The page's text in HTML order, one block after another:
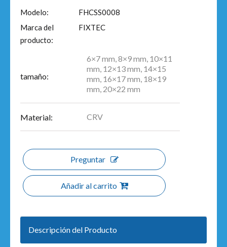
Modelo:
FHCSS0008
Marca del
producto:
FIXTEC
tamaño:
6×7 mm, 8×9 mm, 10×11
mm, 12×13 mm, 14×15
mm, 16×17 mm, 18×19
mm, 20×22 mm
Material: CRV
Preguntar
Añadir al carrito
Descripción del Producto